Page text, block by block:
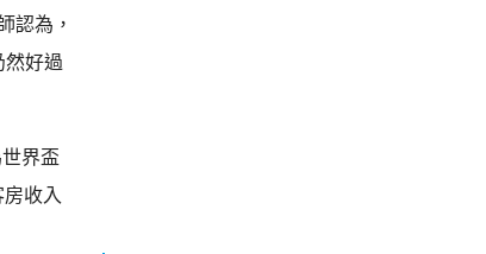
認為，
然好過
界盃
收入